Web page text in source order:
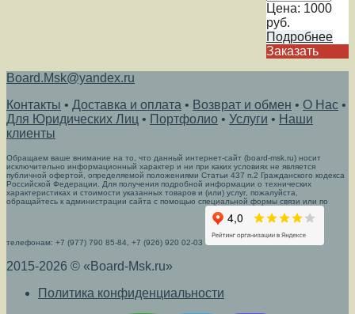
Цена: 1000
руб.
Подробнее
Заказать
Board.Msk@yandex.ru
Контакты • Доставка и оплата • Возврат и обмен • О Нас •
Для Юридических Лиц • Портфолио • Услуги • Наши
клиенты
Обращаем ваше внимание на то, что данный интернет-сайт (board-msk.ru) носит
исключительно информационный характер и ни при каких условиях не является
публичной офертой, определяемой положениями Статьи 437 п.2 Гражданского кодекса
Российской Федерации. Для получения подробной информации о технических
характеристиках и стоимости указанных товаров и (или) услуг, пожалуйста,
обращайтесь к администрации сайта с помощью специальной формы связи или по
телефонам: +7 (977) 790 85-84, +7 (926) 920 02-03
2015-2026 © «Board-Msk.ru»
Политика конфиденциальности